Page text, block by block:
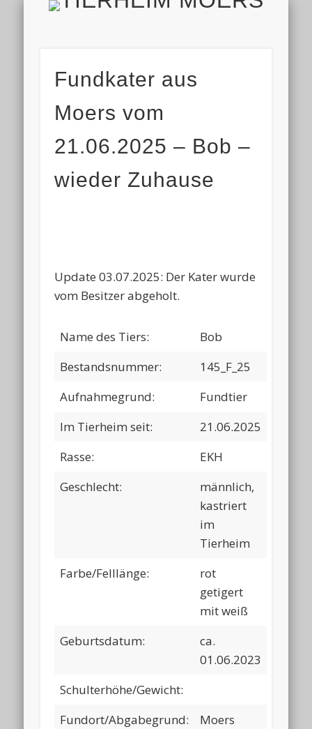
HOME
AKTUELL
ALLE TIERE
HELFEN
TIERHEIM & VEREIN
VIELEN DANK!
IMPRESSUM & DATENSCHUTZ
FINDEFIX
Fundkater aus
Moers vom
21.06.2025 – Bob –
wieder Zuhause
Update 03.07.2025: Der Kater wurde
vom Besitzer abgeholt.
Name des Tiers:
Bob
Bestandsnummer:
145_F_25
Aufnahmegrund:
Fundtier
Im Tierheim seit:
21.06.2025
Rasse:
EKH
Geschlecht:
männlich,
kastriert
im
Tierheim
Farbe/Felllänge:
rot
getigert
mit weiß
Geburtsdatum:
ca.
01.06.2023
Schulterhöhe/Gewicht:
Fundort/Abgabegrund:
Moers